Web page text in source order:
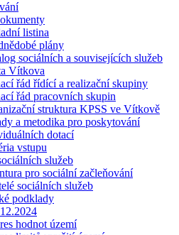
listina
plány
sociálních a souvisejících služeb
Vítkova
řád řídící a realizační skupiny
řád pracovních skupin
struktura KPSS ve Vítkově
a metodika pro poskytování
dotací
vstupu
služeb
pro sociální začleňování
sociálních služeb
podklady
hodnot území